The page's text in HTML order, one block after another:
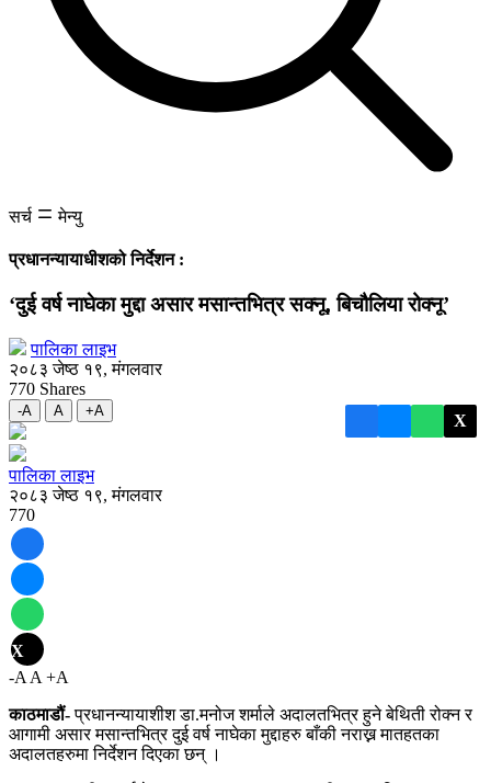
सर्च मेन्यु
प्रधानन्यायाधीशको निर्देशन :
‘दुई वर्ष नाघेका मुद्दा असार मसान्तभित्र सक्नू, बिचौलिया रोक्नू’
पालिका लाइभ
२०८३ जेष्ठ १९, मंगलवार
770 Shares
X
-A A +A
पालिका लाइभ
२०८३ जेष्ठ १९, मंगलवार
770
X
-A A +A
काठमाडौं-प्रधानन्यायाशीश डा.मनोज शर्माले अदालतभित्र हुने बेथिती रोक्न र
आगामी असार मसान्तभित्र दुई वर्ष नाघेका मुद्दाहरु बाँकी नराख्न मातहतका
अदालतहरुमा निर्देशन दिएका छन् ।